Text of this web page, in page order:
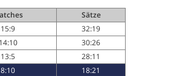
Sätze
15:9
32:19
14:10
30:26
13:5
28:11
8:10
18:21